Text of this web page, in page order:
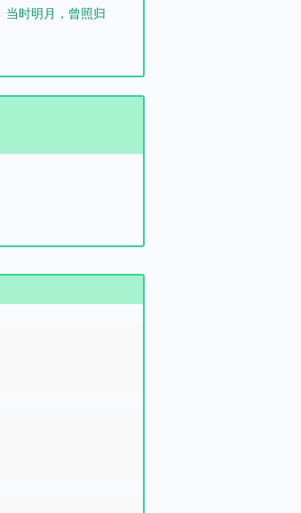
当时明月，曾照归